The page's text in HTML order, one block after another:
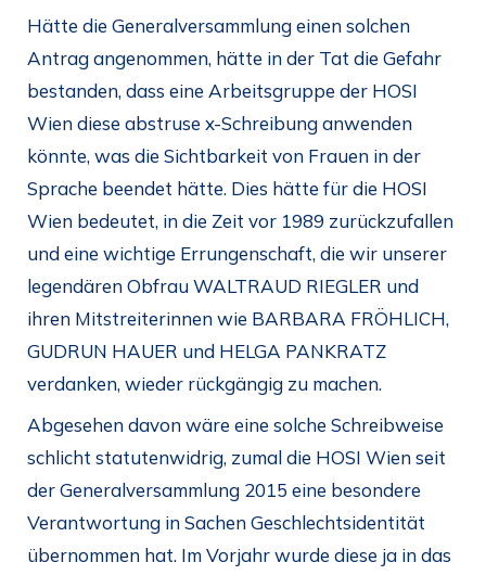
Hätte die Generalversammlung einen solchen
Antrag angenommen, hätte in der Tat die Gefahr
bestanden, dass eine Arbeitsgruppe der HOSI
Wien diese abstruse x-Schreibung anwenden
könnte, was die Sichtbarkeit von Frauen in der
Sprache beendet hätte. Dies hätte für die HOSI
Wien bedeutet, in die Zeit vor 1989 zurückzufallen
und eine wichtige Errungenschaft, die wir unserer
legendären Obfrau WALTRAUD RIEGLER und
ihren Mitstreiterinnen wie BARBARA FRÖHLICH,
GUDRUN HAUER und HELGA PANKRATZ
verdanken, wieder rückgängig zu machen.
Abgesehen davon wäre eine solche Schreibweise
schlicht statutenwidrig, zumal die HOSI Wien seit
der Generalversammlung 2015 eine besondere
Verantwortung in Sachen Geschlechtsidentität
übernommen hat. Im Vorjahr wurde diese ja in das